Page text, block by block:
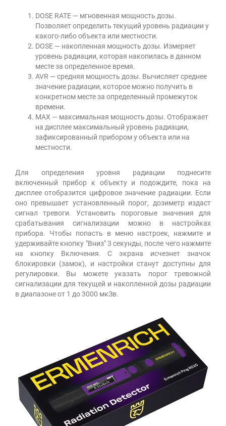
DOSE RATE — мгновенная мощность дозы.
Позволяет определить текущий уровень радиации у
какого-либо объекта или местности.
DOSE — накопленная мощность дозы. Измеряет
уровень радиации, которая накопилась в данном
месте за определенное время.
AVR — средняя мощность дозы. Вычисляет среднее
значение радиации, которое можно получить в
конкретном месте за определенный промежуток
времени.
MAX — максимальная мощность дозы. Отображает
на дисплее максимальный уровень радиации,
зафиксированный прибором у объекта или на
местности.
Для определения уровня радиации поднесите
включенный прибор к объекту и подождите, пока на
дисплее отобразится цифровое значение радиации. Если
оно превышает установленный порог, дозиметр издаст
сигнал тревоги. Установить пороговые значения для
срабатывания сигнализации можно в настройках
прибора. Чтобы попасть в меню настроек, нажмите и
удерживайте кнопку "Вниз" 3 секунды, после чего нажмите
на кнопку Включения. С экрана исчезнет значок
блокировки (замок), и настройки станут доступны для
регулировки. Вы можете указать порог тревожной
сигнализации для текущей и накопленной дозы радиации
в диапазоне от 1 до 3000 мкЗв.